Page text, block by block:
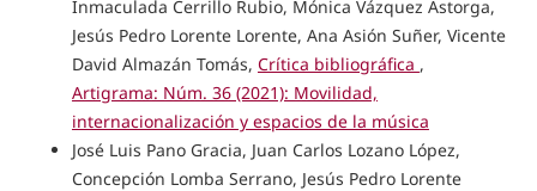
Inmaculada Cerrillo Rubio, Mónica Vázquez Astorga,
Jesús Pedro Lorente Lorente, Ana Asión Suñer, Vicente
David Almazán Tomás, Crítica bibliográfica ,
Artigrama: Núm. 36 (2021): Movilidad,
internacionalización y espacios de la música
José Luis Pano Gracia, Juan Carlos Lozano López,
Concepción Lomba Serrano, Jesús Pedro Lorente